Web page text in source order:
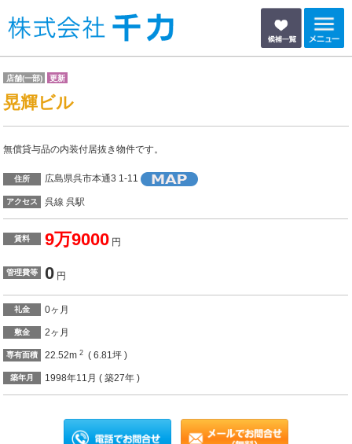
店舗(一部) 更新
晃輝ビル
無償貸与品の内装付居抜き物件です。
住所 広島県呉市本通3 1-11
アクセス 呉線 呉駅
賃料 9万9000 円
管理費等 0 円
礼金 0ヶ月
敷金 2ヶ月
専有面積 22.52m2 ( 6.81坪 )
築年月 1998年11月 ( 築27年 )